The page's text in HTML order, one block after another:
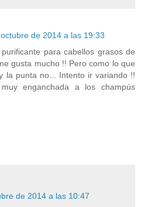
de 2014 a las 19:33
para cabellos grasos de
gusta mucho !! Pero como lo que
la punta no... Intento ir variando !!
enganchada a los champús
de 2014 a las 10:47